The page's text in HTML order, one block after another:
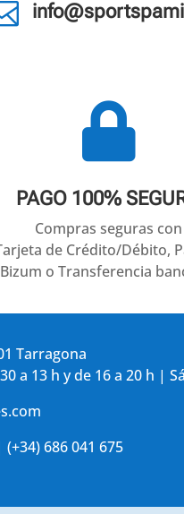

PAGO 100%
Compras seguras con
de Crédito/Débito,
Bizum o Transferencia
Tarragona
a 13 h y de 16 a 20 h |
686 041 675